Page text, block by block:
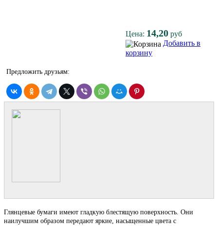
Цена: 14,20 руб
Добавить в
корзину
Предложить друзьям:
Глянцевые бумаги имеют гладкую блестящую поверхность. Они
наилучшим образом передают яркие, насыщенные цвета с